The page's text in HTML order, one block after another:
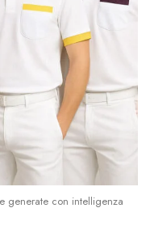
generate con intelligenza